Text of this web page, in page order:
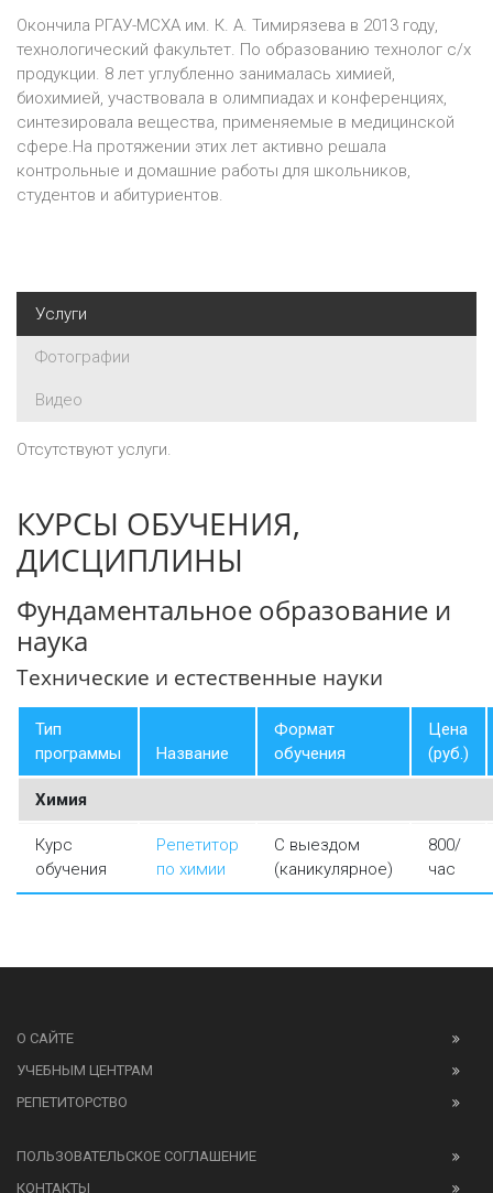
Окончила РГАУ-МСХА им. К. А. Тимирязева в 2013 году,
технологический факультет. По образованию технолог с/х
продукции. 8 лет углубленно занималась химией,
биохимией, участвовала в олимпиадах и конференциях,
синтезировала вещества, применяемые в медицинской
сфере.На протяжении этих лет активно решала
контрольные и домашние работы для школьников,
студентов и абитуриентов.
Услуги
Фотографии
Видео
Отсутствуют услуги.
КУРСЫ ОБУЧЕНИЯ,
ДИСЦИПЛИНЫ
Фундаментальное образование и
наука
Технические и естественные науки
Тип
программы
Название
Формат
обучения
Цена
(руб.)
Химия
Курс
обучения
Репетитор
по химии
С выездом
(каникулярное)
800/
час
О САЙТЕ
УЧЕБНЫМ ЦЕНТРАМ
РЕПЕТИТОРСТВО
ПОЛЬЗОВАТЕЛЬСКОЕ СОГЛАШЕНИЕ
КОНТАКТЫ